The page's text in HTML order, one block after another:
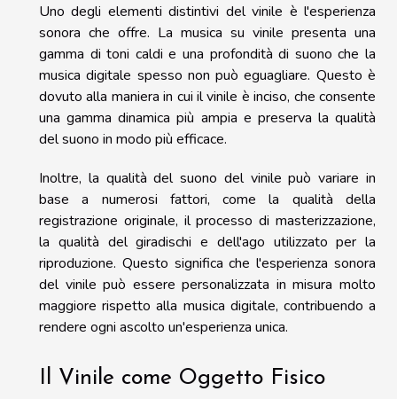
Uno degli elementi distintivi del vinile è l'esperienza
sonora che offre. La musica su vinile presenta una
gamma di toni caldi e una profondità di suono che la
musica digitale spesso non può eguagliare. Questo è
dovuto alla maniera in cui il vinile è inciso, che consente
una gamma dinamica più ampia e preserva la qualità
del suono in modo più efficace.
Inoltre, la qualità del suono del vinile può variare in
base a numerosi fattori, come la qualità della
registrazione originale, il processo di masterizzazione,
la qualità del giradischi e dell'ago utilizzato per la
riproduzione. Questo significa che l'esperienza sonora
del vinile può essere personalizzata in misura molto
maggiore rispetto alla musica digitale, contribuendo a
rendere ogni ascolto un'esperienza unica.
Il Vinile come Oggetto Fisico